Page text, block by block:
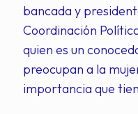
bancada y
Coordinación
quien es un
preocupan a la
importancia que